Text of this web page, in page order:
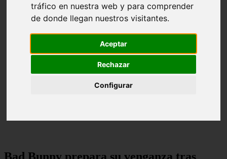
tráfico en nuestra web y para comprender
de donde llegan nuestros visitantes.
Aceptar
Rechazar
Configurar